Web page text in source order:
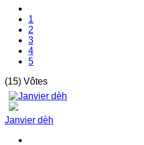
1
2
3
4
5
(15) Vôtes
Janvier dèh